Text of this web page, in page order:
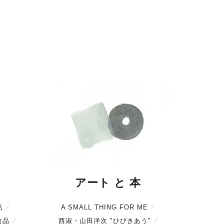
品
アート と 本
A SMALL THING FOR ME
西淑・山田洋次 "ひびきあう"